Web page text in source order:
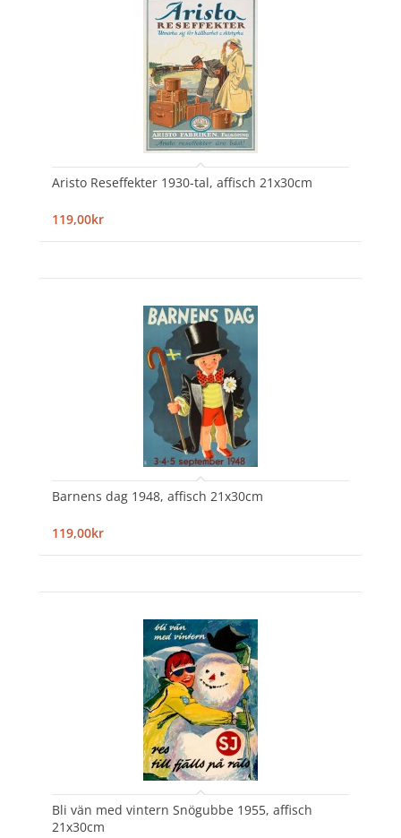
Aristo Reseffekter 1930-tal, affisch 21x30cm
119,00kr
Barnens dag 1948, affisch 21x30cm
119,00kr
Bli vän med vintern Snögubbe 1955, affisch
21x30cm